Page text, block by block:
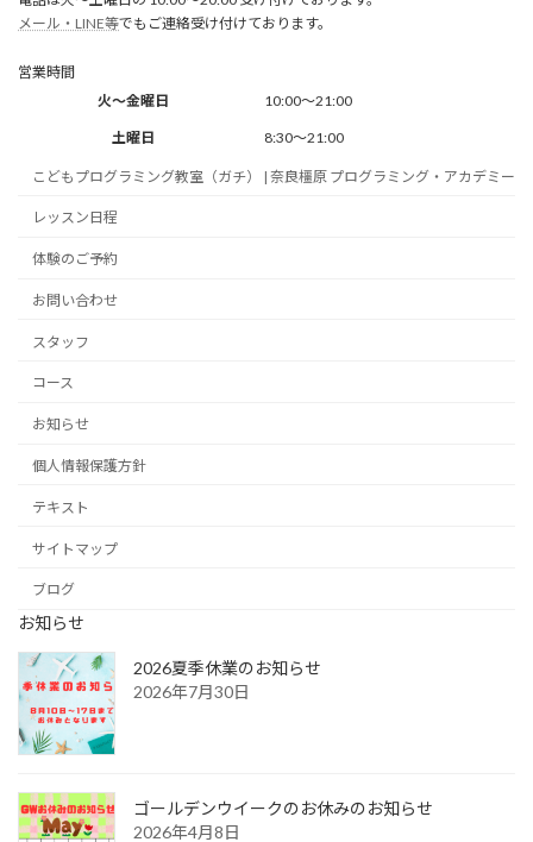
メール・LINE等でもご連絡受け付けております。
営業時間
火～金曜日
10:00～21:00
土曜日 8:30～21:00
こどもプログラミング教室（ガチ） | 奈良橿原 プログラミング・アカデミー
レッスン日程
体験のご予約
お問い合わせ
スタッフ
コース
お知らせ
個人情報保護方針
テキスト
サイトマップ
ブログ
お知らせ
2026夏季休業のお知らせ
2026年7月30日
ゴールデンウイークのお休みのお知らせ
2026年4月8日